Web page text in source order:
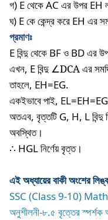
গ) E থেকে AC এর উপর EH
ঘ) E কে কেন্দ্র করে EH এর
প্রমাণঃ
Eবিন্দুথেকেBFওBDএর
এখন, Eবিন্দু ∠DCAএর
তাহলে, EH=EG.
একইভাবে পাই, EL=EH=EG
অতএব, বৃত্তটি G, H, L বিন্দু
অবস্থিত।
∴ HGL নির্ণেয় বৃত্ত।
এই অধ্যায়ের বাকী অংশের
SSC (Class 9-10) Math
অনুশীলনী-৮.৫ বৃত্তের